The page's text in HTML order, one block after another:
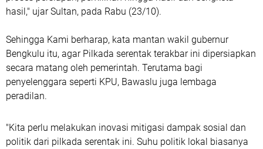
hasil," ujar Sultan, pada Rabu (23/10).
Sehingga Kami berharap, kata mantan wakil gubernur
Bengkulu itu, agar Pilkada serentak terakbar ini dipersiapkan
secara matang oleh pemerintah. Terutama bagi
penyelenggara seperti KPU, Bawaslu juga lembaga
peradilan.
"Kita perlu melakukan inovasi mitigasi dampak sosial dan
politik dari pilkada serentak ini. Suhu politik lokal biasanya